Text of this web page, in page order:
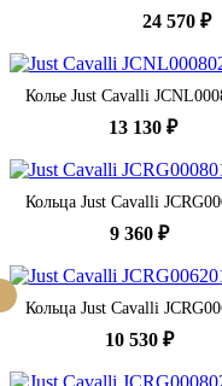
24 570 ₽
Колье Just Cavalli
13 130 ₽
Кольца Just Cavalli
9 360 ₽
Кольца Just Cavalli
10 530 ₽